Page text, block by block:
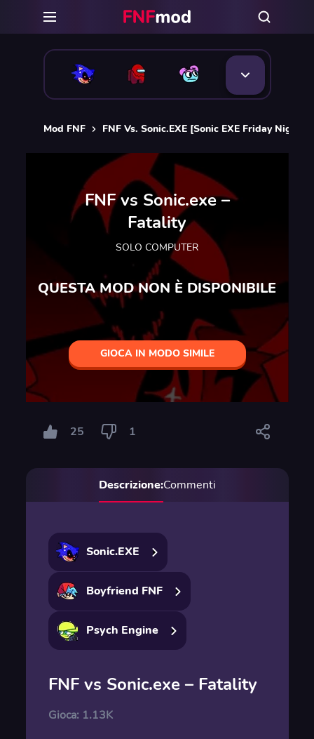
Mod FNF FNF Vs. Sonic.EXE [Sonic EXE Friday Night
FNF vs Sonic.exe –
Fatality
SOLO COMPUTER
QUESTA MOD NON È DISPONIBILE
GIOCA IN MODO SIMILE
25 1
Descrizione:Commenti
Sonic.EXE
Boyfriend FNF
Psych Engine
FNF vs Sonic.exe – Fatality
Gioca: 1.13K